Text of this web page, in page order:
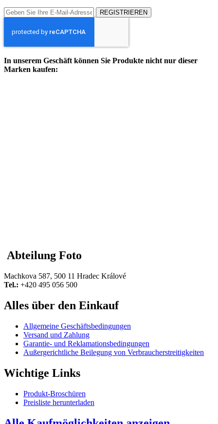
REGISTRIEREN
In unserem Geschäft können Sie Produkte nicht nur dieser
Marken kaufen:
Abteilung Foto
Machkova 587, 500 11 Hradec Králové
Tel.: +420 495 056 500
Alles über den Einkauf
Allgemeine Geschäftsbedingungen
Versand und Zahlung
Garantie- und Reklamationsbedingungen
Außergerichtliche Beilegung von Verbraucherstreitigkeiten
Wichtige Links
Produkt-Broschüren
Preisliste herunterladen